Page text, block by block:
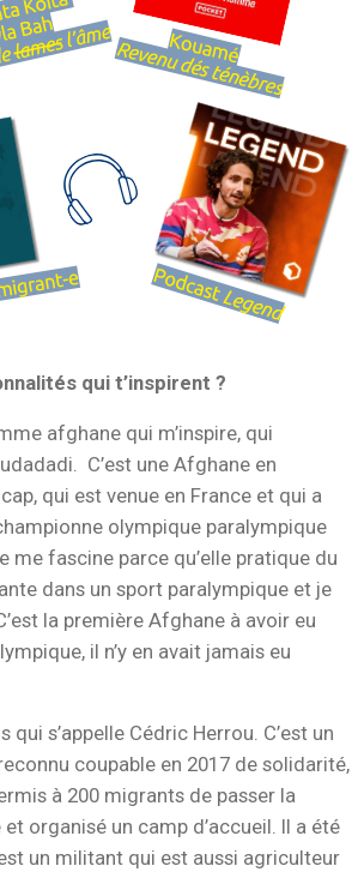
qui t’inspirent ?
afghane qui m’inspire, qui
C’est une Afghane en
qui est venue en France et qui a
olympique paralympique
me fascine parce qu’elle pratique du
dans un sport paralympique et je
la première Afghane à avoir eu
il n’y en avait jamais eu
qui s’appelle Cédric Herrou. C’est un
coupable en 2017 de solidarité,
à 200 migrants de passer la
organisé un camp d’accueil. Il a été
un militant qui est aussi agriculteur